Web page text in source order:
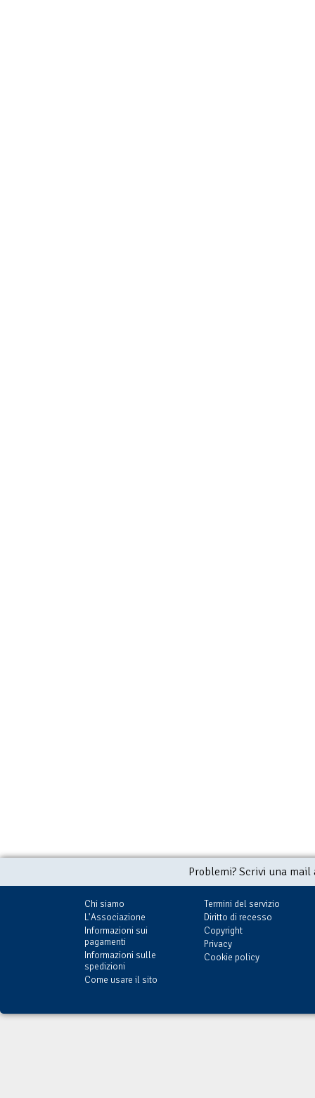
Problemi? Scrivi una
Chi siamo
L'Associazione
Informazioni sui
pagamenti
Informazioni sulle
spedizioni
Come usare il sito
Termini del servizio
Diritto di recesso
Copyright
Privacy
Cookie policy